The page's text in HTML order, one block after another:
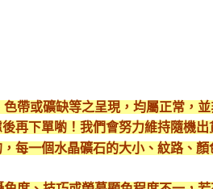
帶或礦缺等之呈現，均屬正常，
再下單喲！我們會努力維持隨機
每一個水晶礦石的大小、紋路、